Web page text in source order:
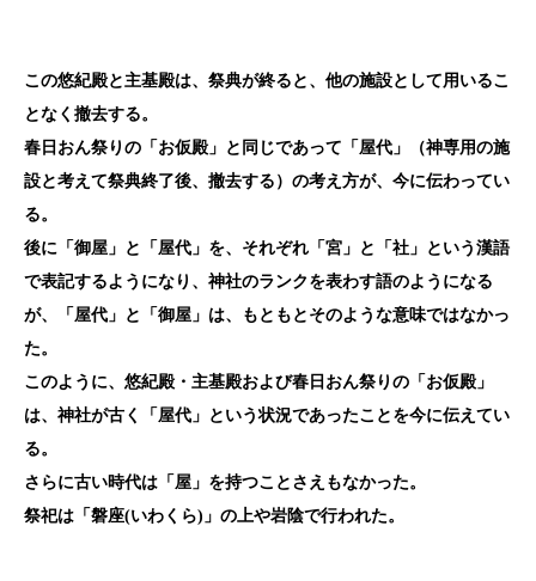
この悠紀殿と主基殿は、祭典が終ると、他の施設として用いるこ
となく撤去する。
春日おん祭りの「お仮殿」と同じであって「屋代」（神専用の施
設と考えて祭典終了後、撤去する）の考え方が、今に伝わってい
る。
後に「御屋」と「屋代」を、それぞれ「宮」と「社」という漢語
で表記するようになり、神社のランクを表わす語のようになる
が、「屋代」と「御屋」は、もともとそのような意味ではなかっ
た。
このように、悠紀殿・主基殿および春日おん祭りの「お仮殿」
は、神社が古く「屋代」という状況であったことを今に伝えてい
る。
さらに古い時代は「屋」を持つことさえもなかった。
祭祀は「磐座(いわくら)」の上や岩陰で行われた。